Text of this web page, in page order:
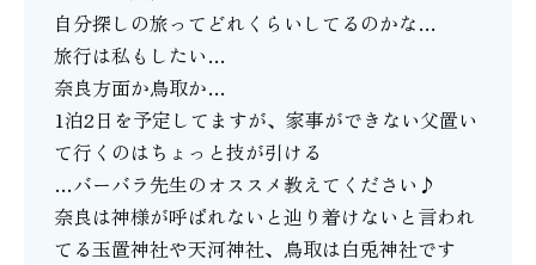
自分探しの旅ってどれくらいしてるのかな…
旅行は私もしたい…
奈良方面か鳥取か…
1泊2日を予定してますが、家事ができない父置い
て行くのはちょっと技が引ける
…バーバラ先生のオススメ教えてください♪
奈良は神様が呼ばれないと辿り着けないと言われ
てる玉置神社や天河神社、鳥取は白兎神社です